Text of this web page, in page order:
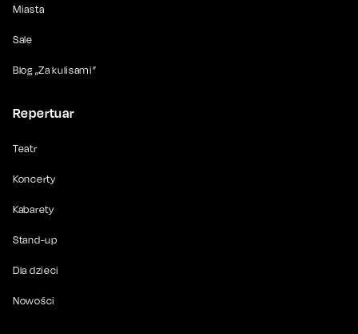
Miasta
Sale
Blog „Za kulisami”
Repertuar
Teatr
Koncerty
Kabarety
Stand-up
Dla dzieci
Nowości